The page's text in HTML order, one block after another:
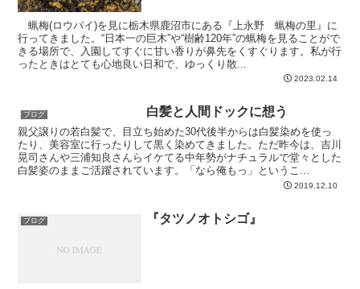
蝋梅(ロウバイ)を見に栃木県鹿沼市にある『上永野 蝋梅の里』に
行ってきました。“日本一の巨木”や“樹齢120年”の蝋梅を見ることがで
きる場所で、入園してすぐに甘い香りが鼻先をくすぐります。私が行
ったときはとても心地良い日和で、ゆっくり散...
2023.02.14
ブログ 白髪と人間ドックに想う
親父譲りの若白髪で、目立ち始めた30代後半からは白髪染めを使っ
たり、美容室に行ったりして黒く染めてきました。ただ昨今は、吉川
晃司さんや三浦知良さんらイケてる中年勢がナチュラルで堂々とした
白髪姿のままご活躍されています。「なら俺もっ」というこ...
2019.12.10
ブログ 『タツノオトシゴ』